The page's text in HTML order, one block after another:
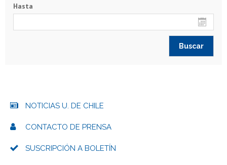
Hasta
NOTICIAS U. DE CHILE
CONTACTO DE PRENSA
SUSCRIPCIÓN A BOLETÍN